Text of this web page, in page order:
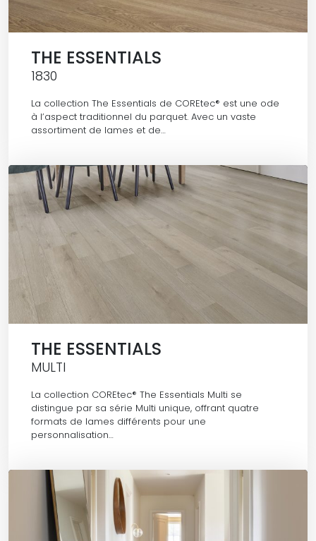
THE ESSENTIALS
1830
La collection The Essentials de COREtec® est une ode
à l’aspect traditionnel du parquet. Avec un vaste
assortiment de lames et de…
THE ESSENTIALS
MULTI
La collection COREtec® The Essentials Multi se
distingue par sa série Multi unique, offrant quatre
formats de lames différents pour une
personnalisation…